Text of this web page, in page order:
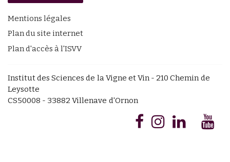
Mentions légales
Plan du site internet
Plan d'accès à l'ISVV
Institut des Sciences de la Vigne et Vin - 210 Chemin de
Leysotte
CS50008 - 33882 Villenave d'Ornon